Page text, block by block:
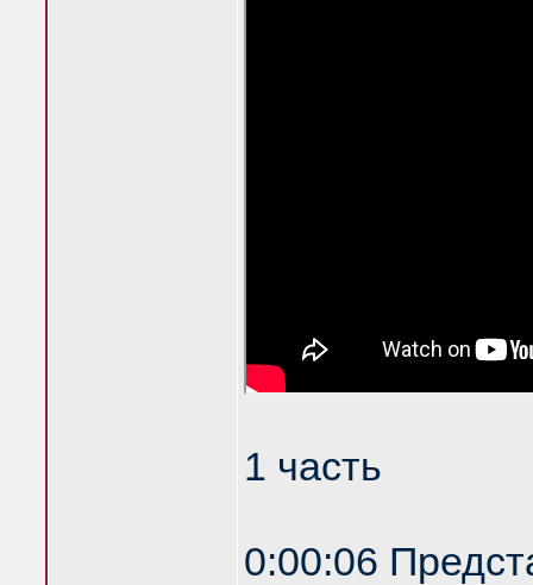
1 часть
0:00:06